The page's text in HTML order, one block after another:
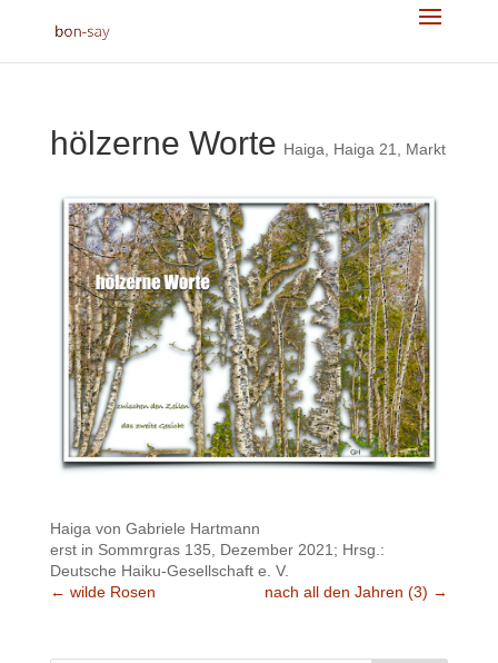
hölzerne Worte Haiga Haiga 21 Markt
Haiga von Gabriele Hartmann
erst in Sommrgras 135, Dezember 2021; Hrsg.:
Deutsche Haiku-Gesellschaft e. V.
← wilde Rosen nach all den Jahren (3) →